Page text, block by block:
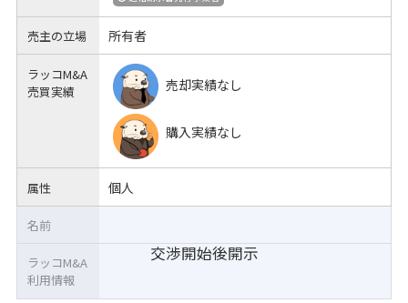
売主の立場 所有者
ラッコM&A
売買実績
売却実績なし
購入実績なし
属性 個人
交渉開始後開示
名前
ラッコM&A
利用情報